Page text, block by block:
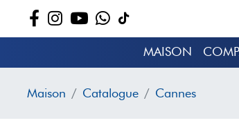
MAISON
Maison Catalogue Cannes